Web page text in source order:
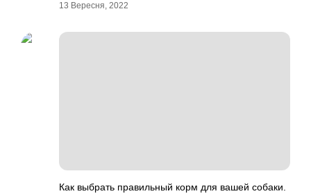
13 Вересня, 2022
Как выбрать правильный корм для вашей собаки.